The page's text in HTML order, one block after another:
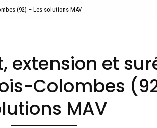
(92) – Les solutions MAV
extension et
Colombes
MAV